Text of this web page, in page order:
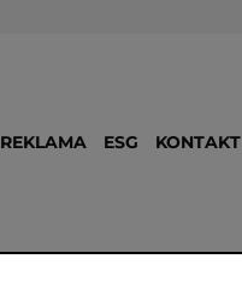
REKLAMA ESG KONTAKT